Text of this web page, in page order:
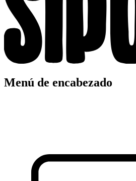
Menú de encabezado